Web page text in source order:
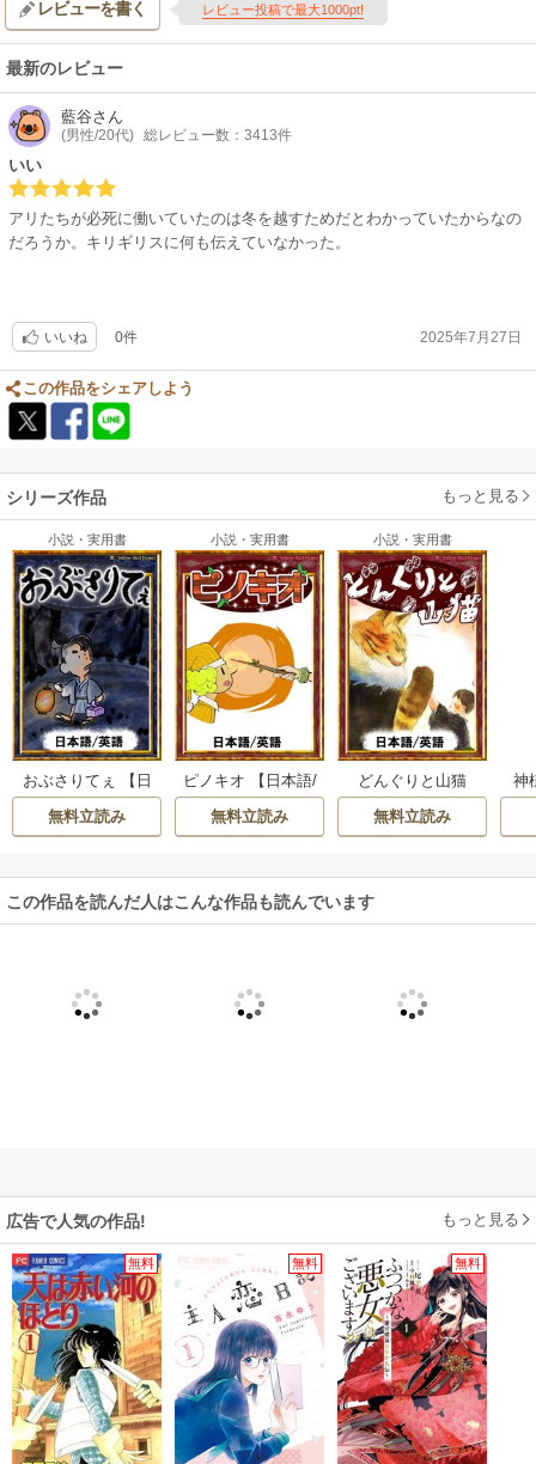
レビューを書く レビュー投稿で最大1000pt!
最新のレビュー
藍谷さん
(男性/20代) 総レビュー数：3413件
いい
アリたちが必死に働いていたのは冬を越すためだとわかっていたからなの
だろうか。キリギリスに何も伝えていなかった。
いいね 0件 2025年7月27日
この作品をシェアしよう
シリーズ作品 もっと見る
小説・実用書
おぶさりてぇ 【日
本語/英語版】
無料立読み
小説・実用書
ピノキオ 【日本語/
英語版】
無料立読み
小説・実用書
どんぐりと山猫
【日本語/英語版】
無料立読み
神
この作品を読んだ人はこんな作品も読んでいます
広告で人気の作品! もっと見る
無料 無料 無料